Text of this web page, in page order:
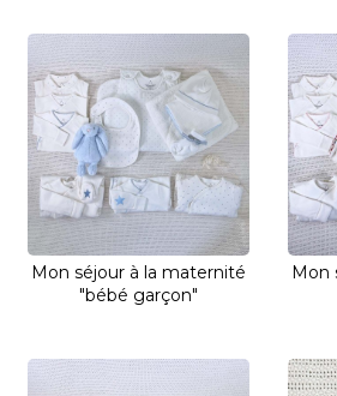
Mon séjour à la maternité
"bébé garçon"
Mon